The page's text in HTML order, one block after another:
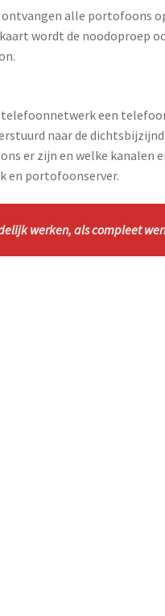
alle portofoons
wordt de noodoproep
een
naar de
er zijn en welke kanalen
en portofoonserver.
werken, als compleet